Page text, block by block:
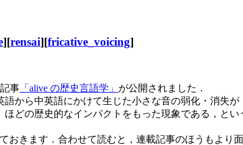
][rensai][fricative_voicing]
事 「alive の歴史言語学」 が公開されました．
から中英語にかけて生じた小さな音の弱化・消失
どの歴史的なインパクトをもった現象である，と
きます．合わせて読むと，連載記事のほうもより